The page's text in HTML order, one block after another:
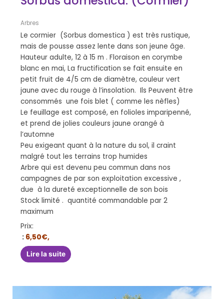
Arbres
Le cormier (Sorbus domestica ) est très rustique,
mais de pousse assez lente dans son jeune âge.
Hauteur adulte, 12 à 15 m . Floraison en corymbe
blanc en mai, La fructification se fait ensuite en
petit fruit de 4/5 cm de diamètre, couleur vert
jaune avec du rouge à l’insolation. Ils Peuvent être
consommés une fois blet ( comme les nèfles)
Le feuillage est composé, en folioles imparipenné,
et prend de jolies couleurs jaune orangé à
l’automne
Peu exigeant quant à la nature du sol, il craint
malgré tout les terrains trop humides
Arbre qui est devenu peu commun dans nos
campagnes de par son exploitation excessive ,
due à la dureté exceptionnelle de son bois
Stock limité . quantité commandable par 2
maximum
Prix:
: 6,50€,
Lire la suite